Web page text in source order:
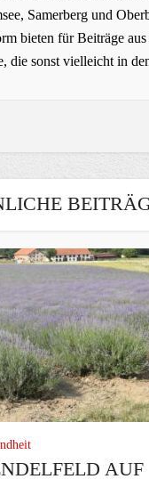
Samerberg und
bieten für Beiträge
die sonst vielleicht in
AUF